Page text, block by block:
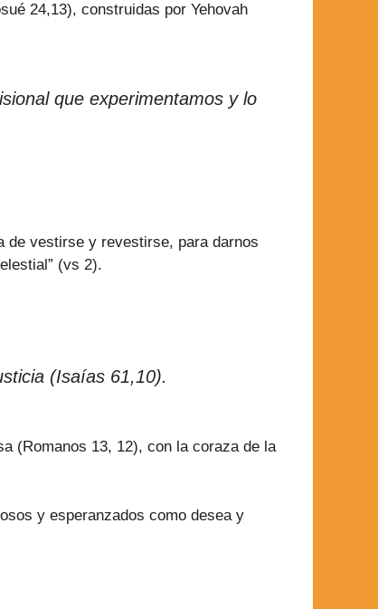
24,13), construidas por Yehovah
que experimentamos y lo
de vestirse y revestirse, para darnos
(vs 2).
(Isaías 61,10).
(Romanos 13, 12), con la coraza de la
y esperanzados como desea y